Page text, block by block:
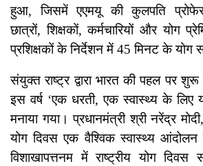
हुआ, जिसमें एएमयू की कुलपति
छात्रों, शिक्षकों, कर्मचारियों और योग
प्रशिक्षकों के निर्देशन में 45 मिनट के योग
संयुक्त राष्ट्र द्वारा भारत की पहल पर
इस वर्ष ‘एक धरती, एक स्वास्थ्य के लिए
मनाया गया। प्रधानमंत्री श्री नरेंद्र
योग दिवस एक वैश्विक स्वास्थ्य
विशाखापत्तनम में राष्ट्रीय योग दिवस